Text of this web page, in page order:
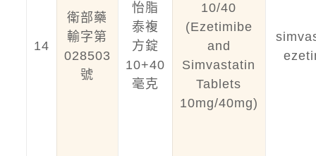
14
衛部藥
輸字第
028503
號
怡脂
泰複
方錠
10+40
毫克
10/40
(Ezetimibe
and
Simvastatin
Tablets
10mg/40mg)